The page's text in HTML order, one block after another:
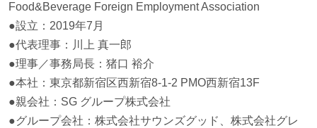
Food&Beverage Foreign Employment Association
●設立：2019年7月
●代表理事：川上 真一郎
●理事／事務局長：猪口 裕介
●本社：東京都新宿区西新宿8-1-2 PMO西新宿13F
●親会社：SG グループ株式会社
●グループ会社：株式会社サウンズグッド、株式会社グレ